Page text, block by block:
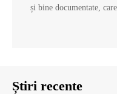
și bine documentate,
Știri recente